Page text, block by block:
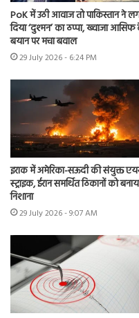
PoK में उठी आवाज तो पाकिस्तान ने
दिया ‘दुश्मन’ का ठप्पा, ख्वाजा
बयान पर मचा बवाल
29 July 2026 - 6:24 PM
इराक में अमेरिका-सऊदी की संयुक्त
स्ट्राइक, ईरान समर्थित ठिकानों को
निशाना
29 July 2026 - 9:07 AM